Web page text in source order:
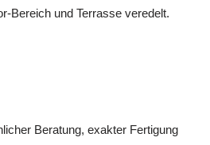
Bereich und Terrasse veredelt.
Beratung, exakter Fertigung